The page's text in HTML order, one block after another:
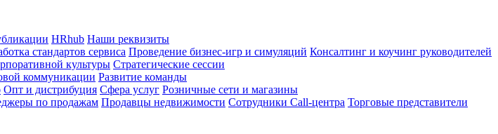
HRhub Наши реквизиты
стандартов сервиса Проведение бизнес-игр и симуляций Консалтинг и коучинг руководителей
культуры Стратегические сессии
коммуникации Развитие команды
Опт и дистрибуция Сфера услуг Розничные сети и магазины
по продажам Продавцы недвижимости Сотрудники Call-центра Торговые представители